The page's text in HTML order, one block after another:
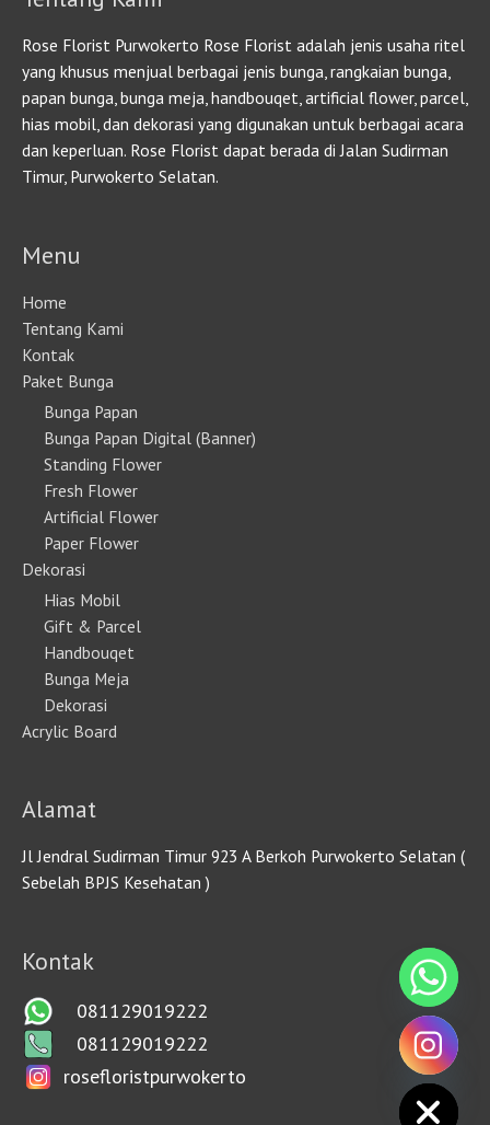
Rose Florist Purwokerto Rose Florist adalah jenis usaha ritel
yang khusus menjual berbagai jenis bunga, rangkaian bunga,
papan bunga, bunga meja, handbouqet, artificial flower, parcel,
hias mobil, dan dekorasi yang digunakan untuk berbagai acara
dan keperluan. Rose Florist dapat berada di Jalan Sudirman
Timur, Purwokerto Selatan.
Menu
Home
Tentang Kami
Kontak
Paket Bunga
Bunga Papan
Bunga Papan Digital (Banner)
Standing Flower
Fresh Flower
Artificial Flower
Paper Flower
Dekorasi
Hias Mobil
Gift & Parcel
Handbouqet
Bunga Meja
Dekorasi
Acrylic Board
Alamat
Jl Jendral Sudirman Timur 923 A Berkoh Purwokerto Selatan (
Sebelah BPJS Kesehatan )
Kontak
081129019222
081129019222
rosefloristpurwokerto
HIDE CHATY